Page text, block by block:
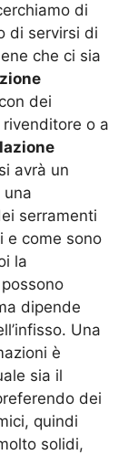
di
di servirsi di
che ci sia
con dei
o a
si avrà un
una
serramenti
e come sono
la
dipende
Una
è
sia il
dei
quindi
solidi,